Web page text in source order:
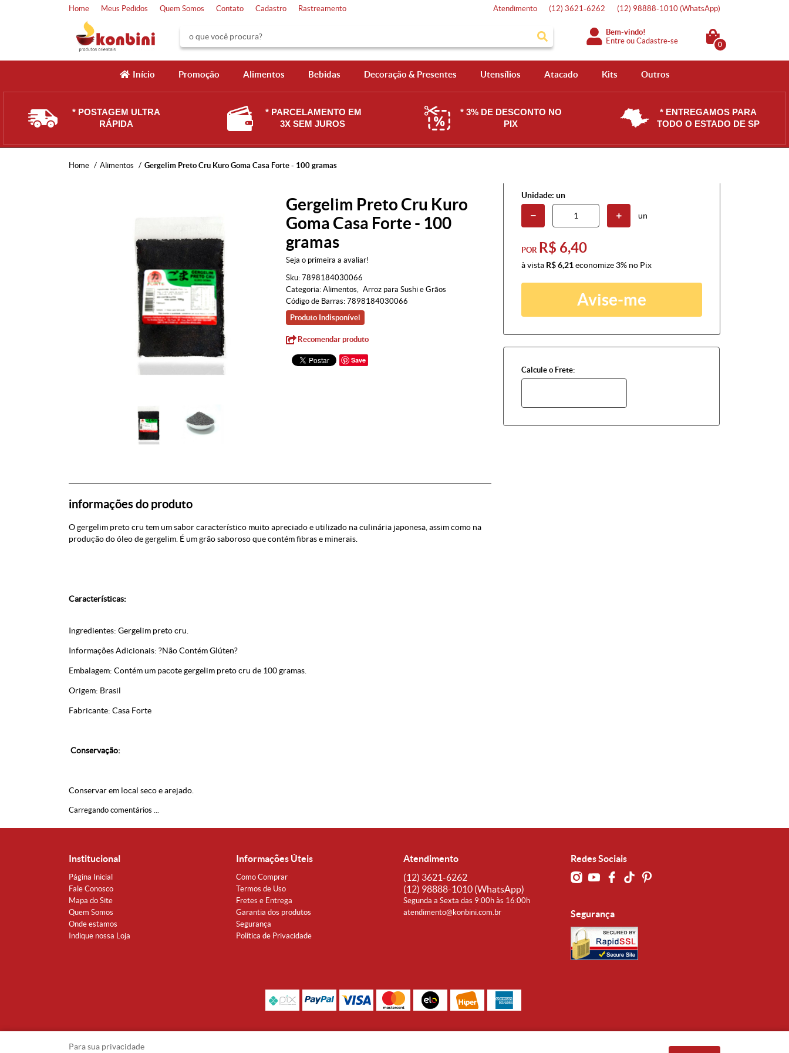
Home Meus Pedidos Quem Somos Contato Cadastro Rastreamento Atendimento (12) 3621-6262 (12) 98888-1010 (WhatsApp)
Bem-vindo!
Entre ouCadastre-se 0
Início Promoção Alimentos Bebidas Decoração & Presentes Utensílios Atacado Kits Outros
* POSTAGEM ULTRA
RÁPIDA
* PARCELAMENTO EM
3X SEM JUROS
* 3% DE DESCONTO NO
PIX
* ENTREGAMOS PARA
TODO O ESTADO DE SP
Home Alimentos Gergelim Preto Cru Kuro Goma Casa Forte - 100 gramas
Gergelim Preto Cru Kuro
Goma Casa Forte - 100
gramas
Seja o primeira a avaliar!
Sku: 7898184030066
Categoria: Alimentos
Arroz para Sushi e Grãos
Código de Barras: 7898184030066
Produto Indisponível
Recomendar produto
Save
Unidade: un
un
POR R$ 6,40
à vista R$ 6,21 economize 3% no Pix
Avise-me
Calcule o Frete:
informações do produto
O gergelim preto cru tem um sabor característico muito apreciado e utilizado na culinária japonesa, assim como na
produção do óleo de gergelim. É um grão saboroso que contém fibras e minerais.
Características:
Ingredientes: Gergelim preto cru.
Informações Adicionais: ?Não Contém Glúten?
Embalagem: Contém um pacote gergelim preto cru de 100 gramas.
Origem: Brasil
Fabricante: Casa Forte
Conservação:
Conservar em local seco e arejado.
Carregando comentários ...
Institucional
Página Inicial
Fale Conosco
Mapa do Site
Quem Somos
Onde estamos
Indique nossa Loja
Informações Úteis
Como Comprar
Termos de Uso
Fretes e Entrega
Garantia dos produtos
Segurança
Política de Privacidade
Atendimento
(12) 3621-6262
(12) 98888-1010 (WhatsApp)
Segunda a Sexta das 9:00h às 16:00h
atendimento@konbini.com.br
Redes Sociais
Segurança
Para sua privacidade